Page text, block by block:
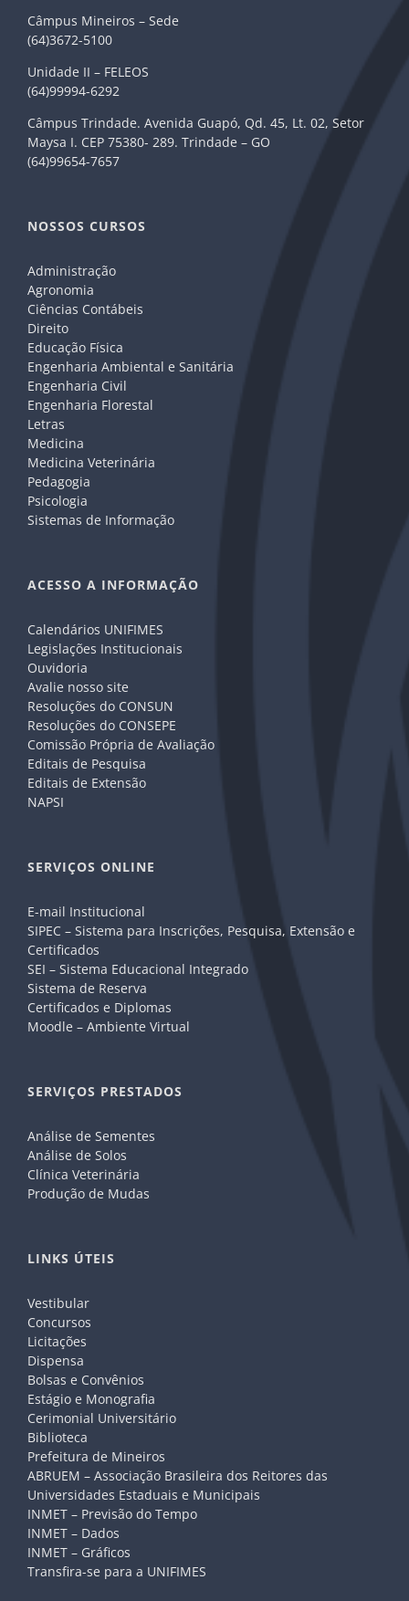
Câmpus Mineiros – Sede
(64)3672-5100
Unidade II – FELEOS
(64)99994-6292
Câmpus Trindade. Avenida Guapó, Qd. 45, Lt. 02, Setor
Maysa I. CEP 75380- 289. Trindade – GO
(64)99654-7657
NOSSOS CURSOS
Administração
Agronomia
Ciências Contábeis
Direito
Educação Física
Engenharia Ambiental e Sanitária
Engenharia Civil
Engenharia Florestal
Letras
Medicina
Medicina Veterinária
Pedagogia
Psicologia
Sistemas de Informação
ACESSO A INFORMAÇÃO
Calendários UNIFIMES
Legislações Institucionais
Ouvidoria
Avalie nosso site
Resoluções do CONSUN
Resoluções do CONSEPE
Comissão Própria de Avaliação
Editais de Pesquisa
Editais de Extensão
NAPSI
SERVIÇOS ONLINE
E-mail Institucional
SIPEC – Sistema para Inscrições, Pesquisa, Extensão e
Certificados
SEI – Sistema Educacional Integrado
Sistema de Reserva
Certificados e Diplomas
Moodle – Ambiente Virtual
SERVIÇOS PRESTADOS
Análise de Sementes
Análise de Solos
Clínica Veterinária
Produção de Mudas
LINKS ÚTEIS
Vestibular
Concursos
Licitações
Dispensa
Bolsas e Convênios
Estágio e Monografia
Cerimonial Universitário
Biblioteca
Prefeitura de Mineiros
ABRUEM – Associação Brasileira dos Reitores das
Universidades Estaduais e Municipais
INMET – Previsão do Tempo
INMET – Dados
INMET – Gráficos
Transfira-se para a UNIFIMES